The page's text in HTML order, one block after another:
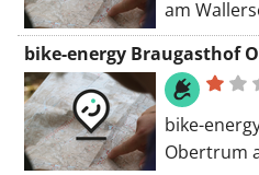
am
bike-
Obertrum